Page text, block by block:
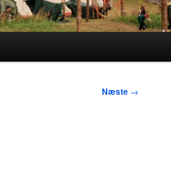
Næste →